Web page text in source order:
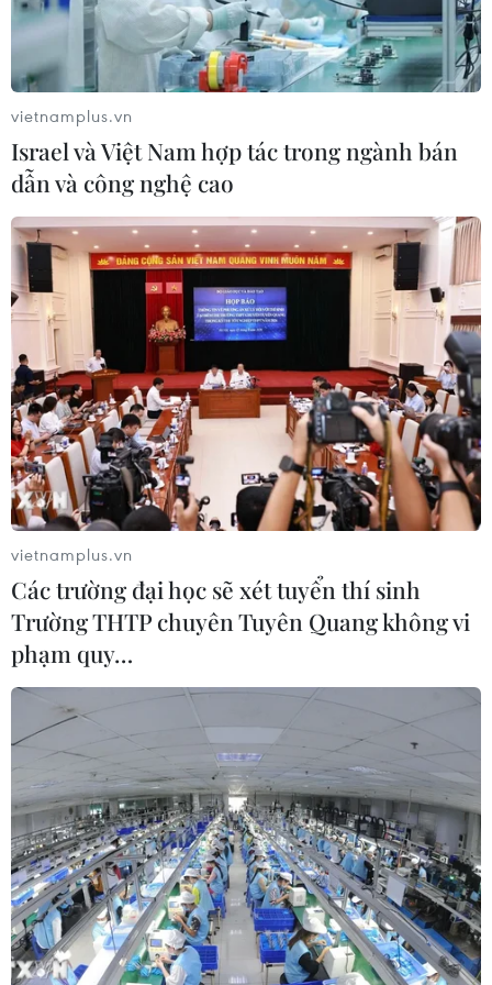
04/08/2026 23:09
Mỹ trục xuất gần 1,5 triệu người nhập
cư trái phép trong 12 tháng
04/08/2026 22:43
WHO ghi nhận tín hiệu tích cực từ
thử nghiệm điều trị Ebola tại Congo
04/08/2026 22:42
Italy: Hai trận động đất liên tiếp làm
rung chuyển khu vực gần tháp
nghiêng Pisa
04/08/2026 22:41
Trung Quốc tăng cường trấn áp tội
phạm có tổ chức
04/08/2026 14:24
Báo động xu hướng gia tăng người
trẻ mắc ung thư
04/08/2026 14:10
Hàn Quốc ban hành cảnh báo nắng
nóng cao nhất tại thủ đô Seoul
04/08/2026 12:37
vietnamplus.vn
Israel và Việt Nam hợp tác trong ngành bán
dẫn và công nghệ cao
vietnamplus.vn
Các trường đại học sẽ xét tuyển thí sinh
Trường THTP chuyên Tuyên Quang không vi
phạm quy…